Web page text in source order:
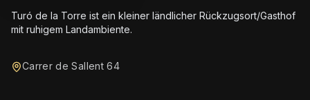
Turó de la Torre ist ein kleiner ländlicher Rückzugsort/Gasthof
mit ruhigem Landambiente.
Carrer de Sallent 64